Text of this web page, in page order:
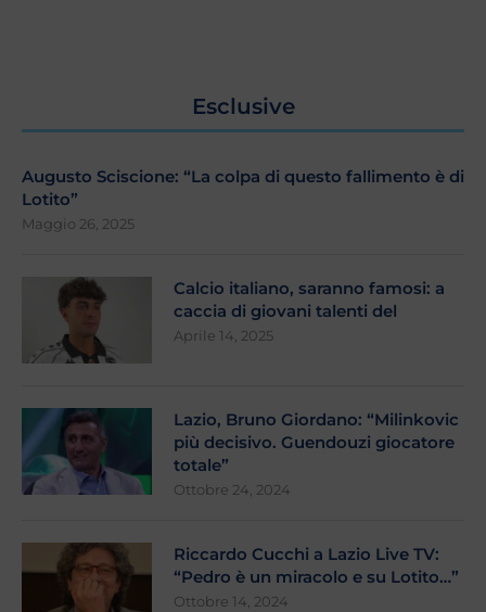
Esclusive
Augusto Sciscione: “La colpa di questo fallimento è di
Lotito”
Maggio 26, 2025
Calcio italiano, saranno famosi: a
caccia di giovani talenti del
Aprile 14, 2025
Lazio, Bruno Giordano: “Milinkovic
più decisivo. Guendouzi giocatore
totale”
Ottobre 24, 2024
Riccardo Cucchi a Lazio Live TV:
“Pedro è un miracolo e su Lotito…”
Ottobre 14, 2024